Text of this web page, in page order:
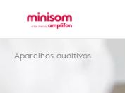
Aparelhos auditivos